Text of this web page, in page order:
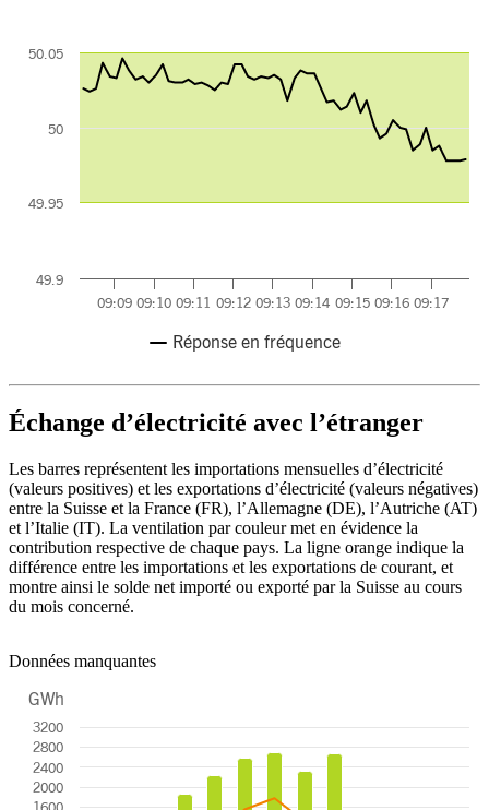
The chart has 1 Y axis displaying Hertz. Data ranges from 49.978 to
Réponse en fréquence
09:09 09:10 09:11 09:12 09:13 09:14 09:15 09:16 09:17
49.9
49.95
50
50.05
End of interactive chart.
Échange d’électricité avec l’étranger
Les barres représentent les importations mensuelles d’électricité
(valeurs positives) et les exportations d’électricité (valeurs négatives)
entre la Suisse et la France (FR), l’Allemagne (DE), l’Autriche (AT)
et l’Italie (IT). La ventilation par couleur met en évidence la
contribution respective de chaque pays. La ligne orange indique la
différence entre les importations et les exportations de courant, et
montre ainsi le solde net importé ou exporté par la Suisse au cours
du mois concerné.
Données manquantes
Chart
Combination chart with 5 data series.
The chart has 1 X axis displaying categories.
The chart has 1 Y axis displaying GWh. Data ranges from -2029 to
GWh
2000
2400
2800
3200